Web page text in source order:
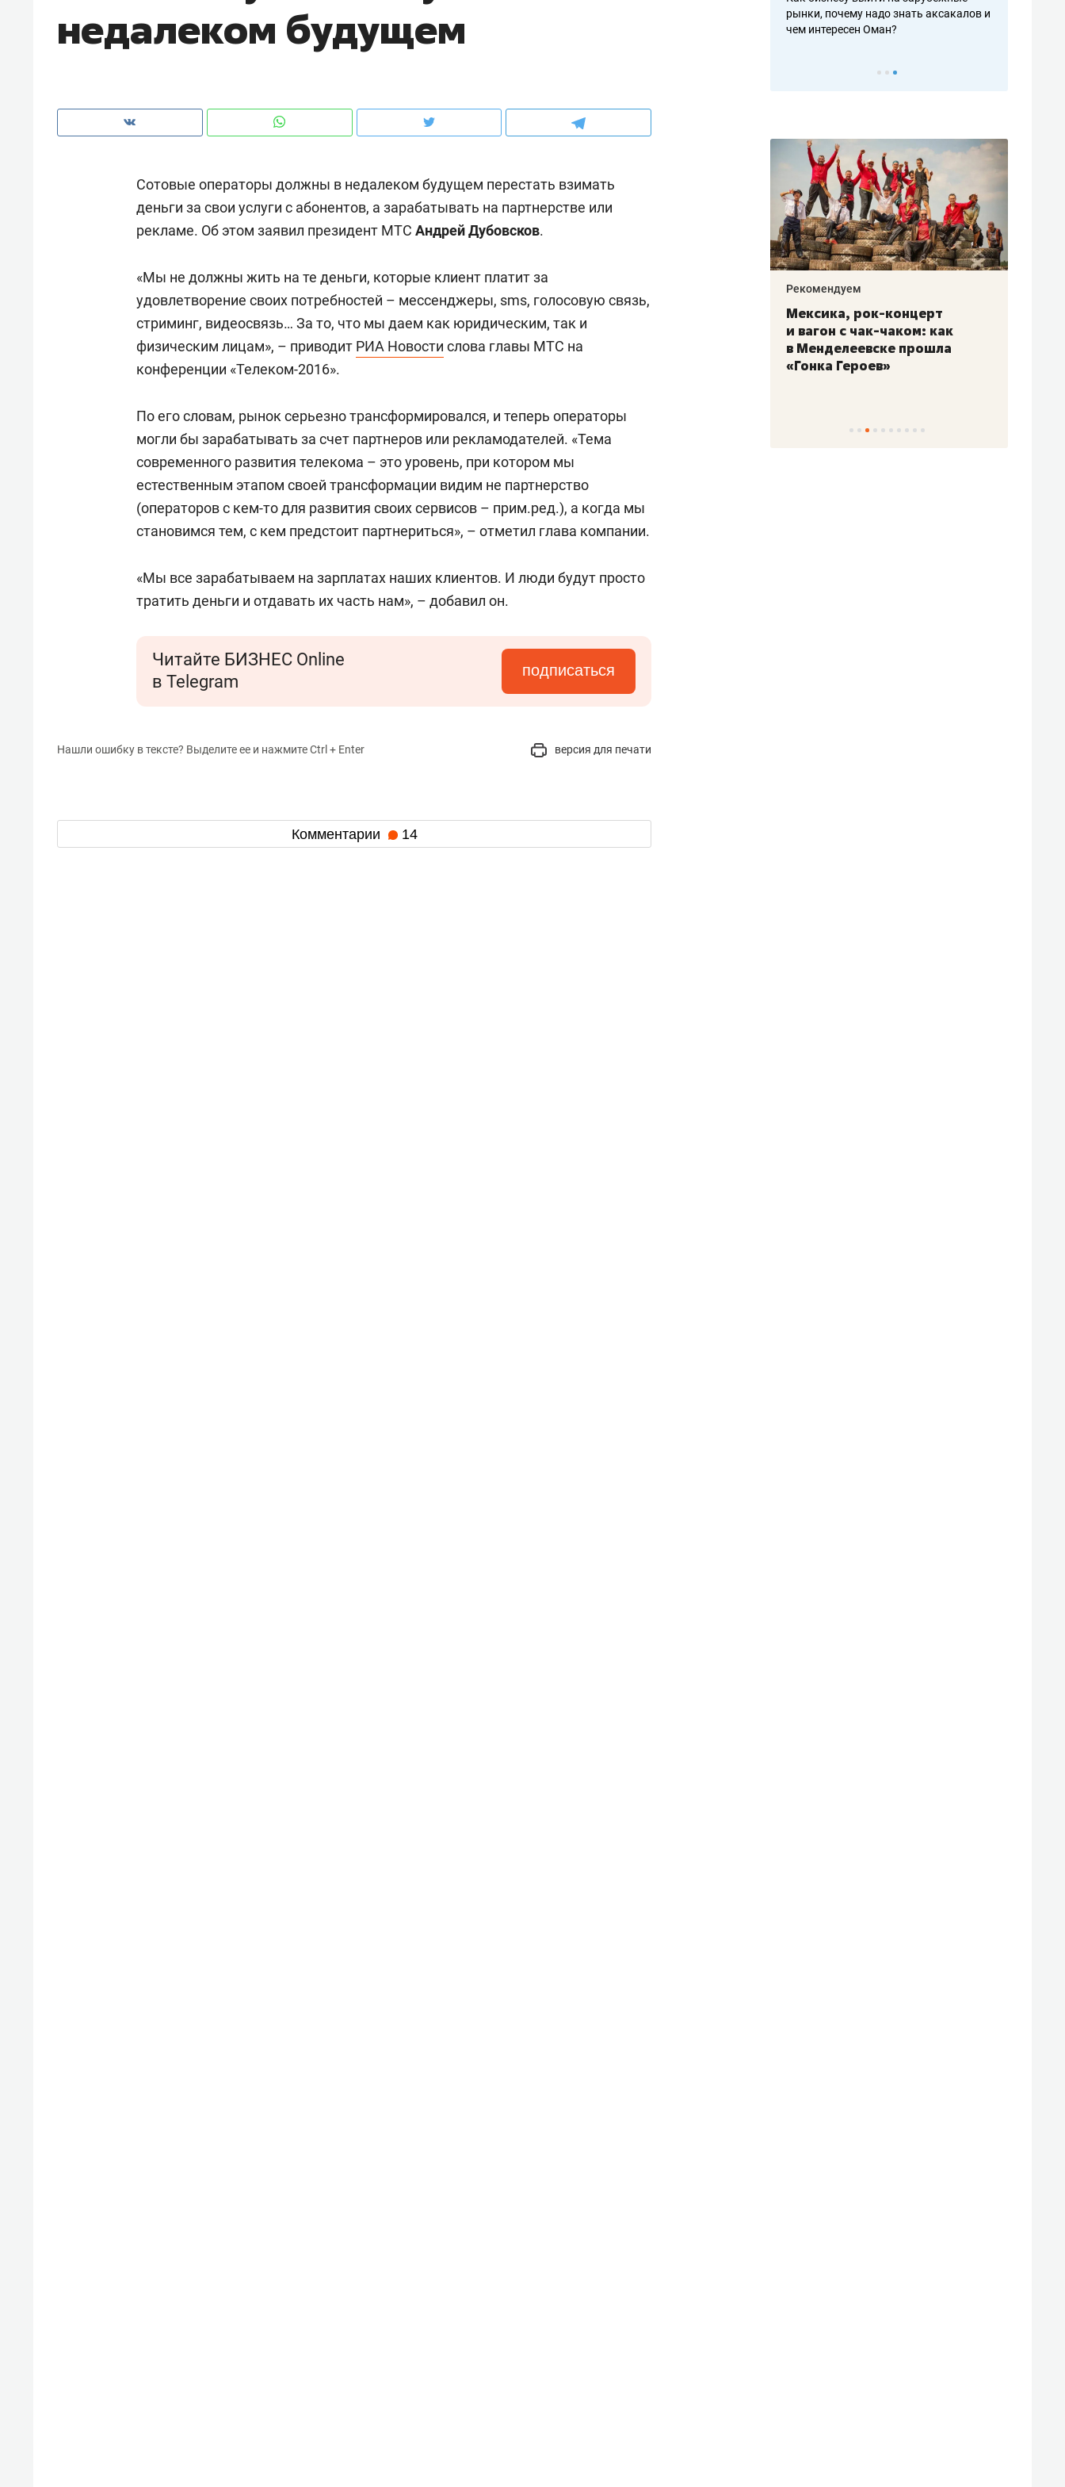
недалеком будущем
Сотовые операторы должны в недалеком будущем перестать взимать
деньги за свои услуги с абонентов, а зарабатывать на партнерстве или
рекламе. Об этом заявил президент МТС Андрей Дубовсков.
«Мы не должны жить на те деньги, которые клиент платит за
удовлетворение своих потребностей – мессенджеры, sms, голосовую связь,
стриминг, видеосвязь… За то, что мы даем как юридическим, так и
физическим лицам», – приводит РИА Новости слова главы МТС на
конференции «Телеком-2016».
По его словам, рынок серьезно трансформировался, и теперь операторы
могли бы зарабатывать за счет партнеров или рекламодателей. «Тема
современного развития телекома – это уровень, при котором мы
естественным этапом своей трансформации видим не партнерство
(операторов с кем-то для развития своих сервисов – прим.ред.), а когда мы
становимся тем, с кем предстоит партнериться», – отметил глава компании.
«Мы все зарабатываем на зарплатах наших клиентов. И люди будут просто
тратить деньги и отдавать их часть нам», – добавил он.
Читайте БИЗНЕС Online
в Telegram
подписаться
Нашли ошибку в тексте? Выделите ее и нажмите Ctrl + Enter версия для печати
Комментарии 14
рынки, почему надо знать аксакалов и
чем интересен Оман?
клиентах и чудных запросах мастеров
рынки, почему надо знать аксакалов и
чем интересен Оман?
Как ГК «МИР ГРУПП» и ВТБ
создают оазис жилого
комфорта под Казанью
Рекомендуем
150 камер до квартиры и Face
ID вместо ключа: какой будет
безопасность в ЖК «Нова»
Опыт выживания в дикой
природе, работа
с ментальным и физическим
Рекомендуем
Мексика, рок-концерт
и вагон с чак-чаком: как
в Менделеевске прошла
«Гонка Героев»